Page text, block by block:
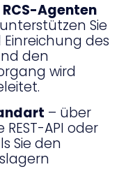
Agenten
Sie
des
den
wird
– über
API oder
Sie den